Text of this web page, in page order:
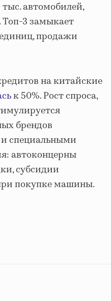
автомобилей,
3 замыкает
продажи
на китайские
к 50%. Рост спроса,
брендов
и специальными
автоконцерны
субсидии
покупке машины.